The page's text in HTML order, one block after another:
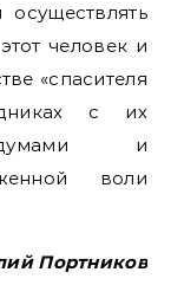
человек и
«спасителя
с их
и
воли
Портников